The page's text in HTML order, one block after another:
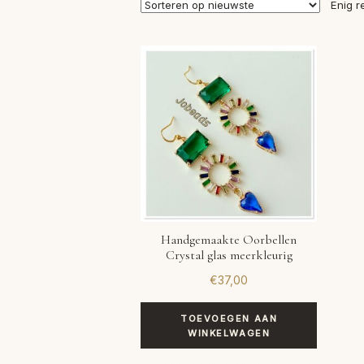
Enig
Handgemaakte Oorbellen
Crystal glas meerkleurig
€37,00
TOEVOEGEN AAN
WINKELWAGEN